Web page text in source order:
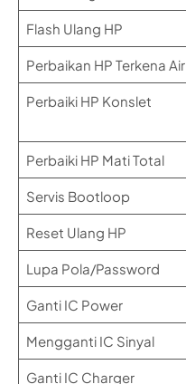
Flash Ulang HP
Perbaikan HP Terkena Air
Perbaiki HP Konslet
Perbaiki HP Mati Total
Servis Bootloop
Reset Ulang HP
Lupa Pola/Password
Ganti IC Power
Mengganti IC Sinyal
Ganti IC Charger